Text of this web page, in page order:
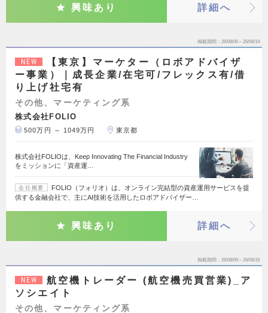
興味あり 詳細へ
掲載期間 26/08/06～26/08/19
NEW
【東京】マーケター（ロボアドバイザ
ー事業）｜成長企業/在宅可/フレックス有/借
り上げ社宅有
その他、マーケティング系
株式会社FOLIO
500万円 ～ 1049万円 東京都
株式会社FOLIOは、Keep Innovating The Financial Industry
をミッションに「資産運…
会社概要
FOLIO（フォリオ）は、オンライン完結型の資産運用サービスを提
供する金融会社で、主にAI技術を活用したロボアドバイザー…
興味あり 詳細へ
掲載期間 26/08/06～26/08/19
NEW
航空機トレーダー (航空機売買営業)_ア
ソシエイト
その他、マーケティング系